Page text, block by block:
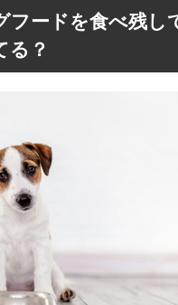
フードを食べ残し
る？